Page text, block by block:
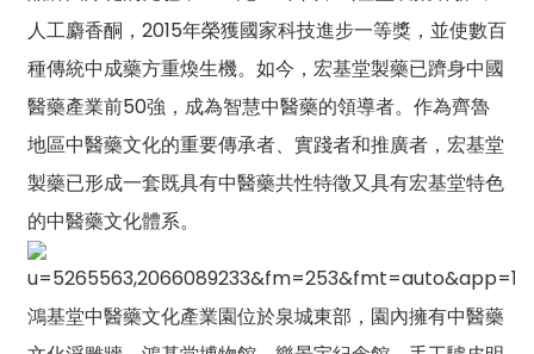
人工麝香酮，2015年榮獲國家科技進步一等獎，並使數百
種傳統中成藥方重煥生機。如今，宏基堂製藥已躋身中國
醫藥產業前50強，成為智慧中醫藥的領導者。作為齊魯
地區中醫藥文化的重要傳承者、實踐者和推廣者，宏基堂
製藥已形成一套既具有中醫藥共性特徵又具有宏基堂特色
的中醫藥文化體系。
鴻基堂中醫藥文化產業園位於泉城東部，園內擁有中醫藥